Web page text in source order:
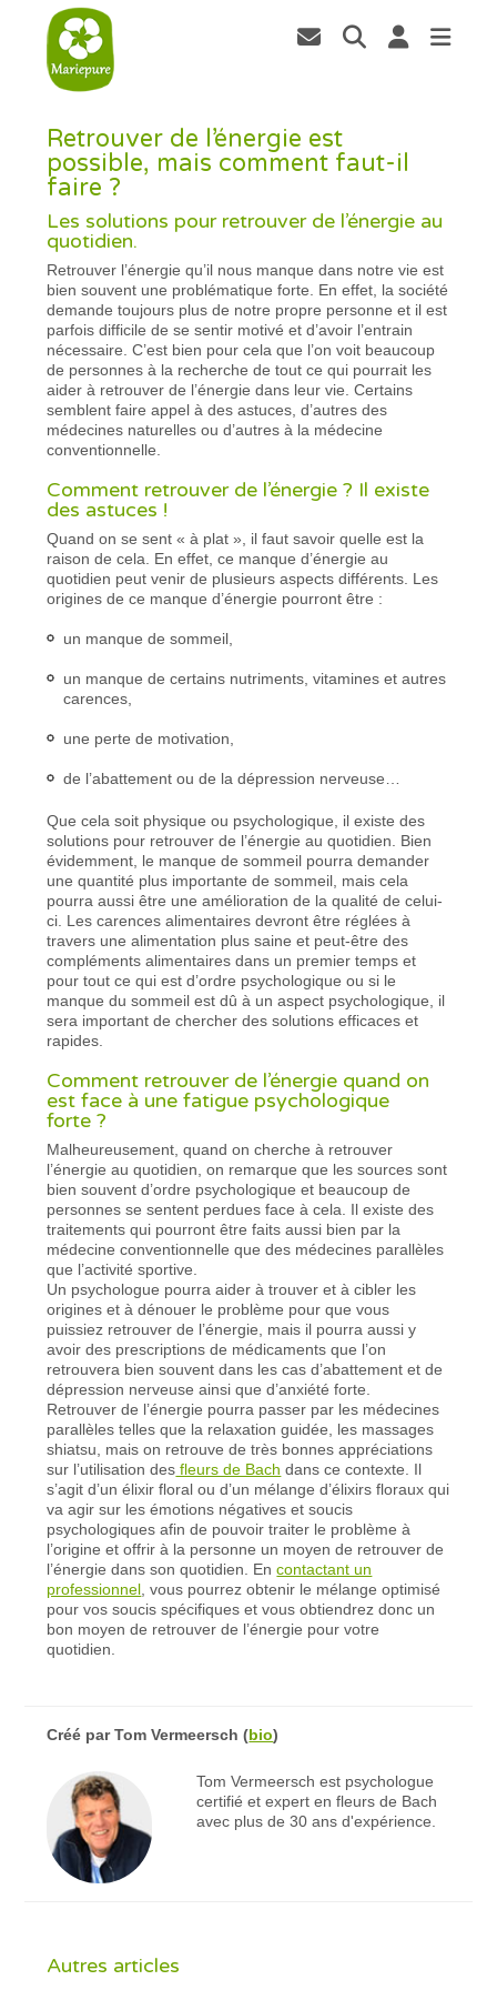
Retrouver de l’énergie est
possible, mais comment faut-il
faire ?
Les solutions pour retrouver de l’énergie au
quotidien.
Retrouver l’énergie qu’il nous manque dans notre vie est
bien souvent une problématique forte. En effet, la société
demande toujours plus de notre propre personne et il est
parfois difficile de se sentir motivé et d’avoir l’entrain
nécessaire. C’est bien pour cela que l’on voit beaucoup
de personnes à la recherche de tout ce qui pourrait les
aider à retrouver de l’énergie dans leur vie. Certains
semblent faire appel à des astuces, d’autres des
médecines naturelles ou d’autres à la médecine
conventionnelle.
Comment retrouver de l’énergie ? Il existe
des astuces !
Quand on se sent « à plat », il faut savoir quelle est la
raison de cela. En effet, ce manque d’énergie au
quotidien peut venir de plusieurs aspects différents. Les
origines de ce manque d’énergie pourront être :
un manque de sommeil,
un manque de certains nutriments, vitamines et autres
carences,
une perte de motivation,
de l’abattement ou de la dépression nerveuse…
Que cela soit physique ou psychologique, il existe des
solutions pour retrouver de l’énergie au quotidien. Bien
évidemment, le manque de sommeil pourra demander
une quantité plus importante de sommeil, mais cela
pourra aussi être une amélioration de la qualité de celui-
ci. Les carences alimentaires devront être réglées à
travers une alimentation plus saine et peut-être des
compléments alimentaires dans un premier temps et
pour tout ce qui est d’ordre psychologique ou si le
manque du sommeil est dû à un aspect psychologique, il
sera important de chercher des solutions efficaces et
rapides.
Comment retrouver de l’énergie quand on
est face à une fatigue psychologique
forte ?
Malheureusement, quand on cherche à retrouver
l’énergie au quotidien, on remarque que les sources sont
bien souvent d’ordre psychologique et beaucoup de
personnes se sentent perdues face à cela. Il existe des
traitements qui pourront être faits aussi bien par la
médecine conventionnelle que des médecines parallèles
que l’activité sportive.
Un psychologue pourra aider à trouver et à cibler les
origines et à dénouer le problème pour que vous
puissiez retrouver de l’énergie, mais il pourra aussi y
avoir des prescriptions de médicaments que l’on
retrouvera bien souvent dans les cas d’abattement et de
dépression nerveuse ainsi que d’anxiété forte.
Retrouver de l’énergie pourra passer par les médecines
parallèles telles que la relaxation guidée, les massages
shiatsu, mais on retrouve de très bonnes appréciations
sur l’utilisation des fleurs de Bach dans ce contexte. Il
s’agit d’un élixir floral ou d’un mélange d’élixirs floraux qui
va agir sur les émotions négatives et soucis
psychologiques afin de pouvoir traiter le problème à
l’origine et offrir à la personne un moyen de retrouver de
l’énergie dans son quotidien. Encontactant un
professionnel , vous pourrez obtenir le mélange optimisé
pour vos soucis spécifiques et vous obtiendrez donc un
bon moyen de retrouver de l’énergie pour votre
quotidien.
Créé parTom Vermeersch (bio)
Tom Vermeersch est psychologue
certifié et expert en fleurs de Bach
avec plus de 30 ans d'expérience.
Autres articles